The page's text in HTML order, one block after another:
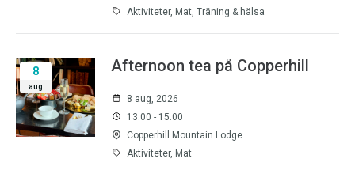
Aktiviteter, Mat, Träning & hälsa
8
aug
Afternoon tea på Copperhill
8 aug, 2026
13:00 - 15:00
Copperhill Mountain Lodge
Aktiviteter, Mat